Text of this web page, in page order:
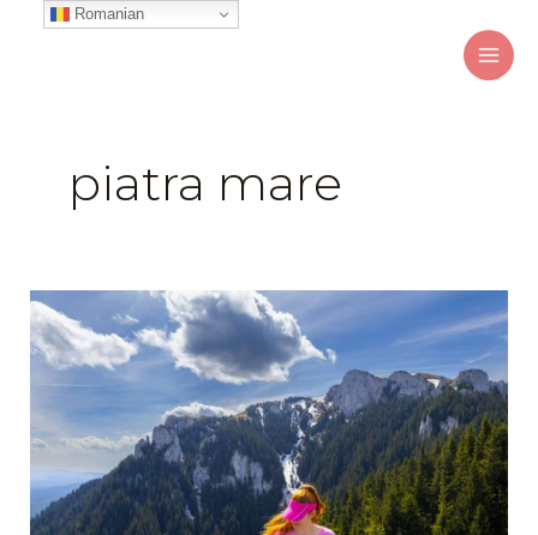
piatra mare
Piatra
Mare
Primăvara
Romanian